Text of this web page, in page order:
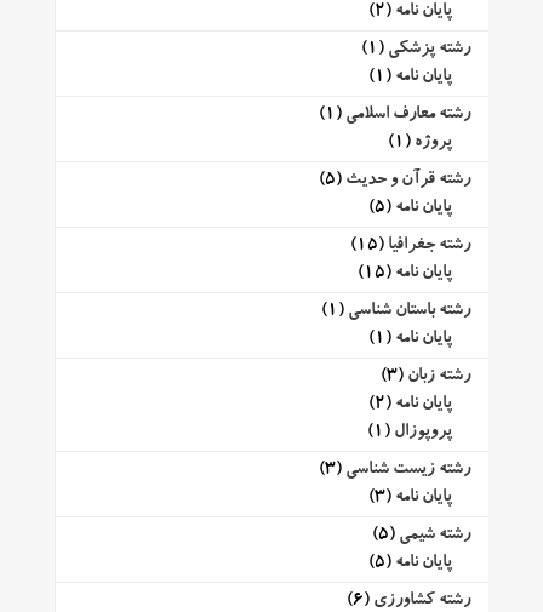
پایان نامه (2)
رشته پزشکی (1)
پایان نامه (1)
رشته معارف اسلامی (1)
پروژه (1)
رشته قرآن و حدیث (5)
پایان نامه (5)
رشته جغرافیا (15)
پایان نامه (15)
رشته باستان شناسی (1)
پایان نامه (1)
رشته زبان (3)
پایان نامه (2)
پروپوزال (1)
رشته زیست شناسی (3)
پایان نامه (3)
رشته شیمی (5)
پایان نامه (5)
رشته کشاورزی (6)